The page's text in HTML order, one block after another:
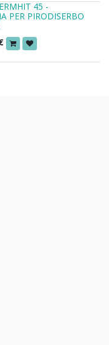
45 -
PER PIRODISERBO